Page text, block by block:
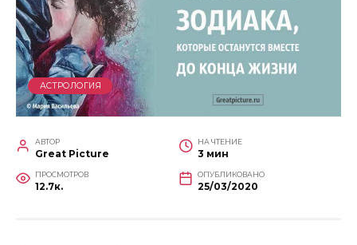
АСТРОЛОГИЯ
АВТОР
Great Picture
НА ЧТЕНИЕ
3 мин
ПРОСМОТРОВ
12.7к.
ОПУБЛИКОВАНО
25/03/2020